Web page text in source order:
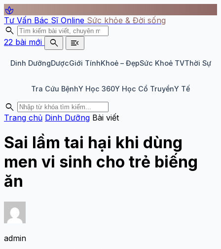
spa
Tư Vấn Bác Sĩ Online Sức khỏe & Đời sống
search
22 bài mới search menu_open
Dinh DưỡngDượcGiới TínhKhoẻ – ĐẹpSức Khoẻ TVThời Sự
Tra Cứu BệnhY Học 360Y Học Cổ TruyềnY Tế
search
Trang chủ Dinh Dưỡng Bài viết
Sai lầm tai hại khi dùng
men vi sinh cho trẻ biếng
ăn
admin